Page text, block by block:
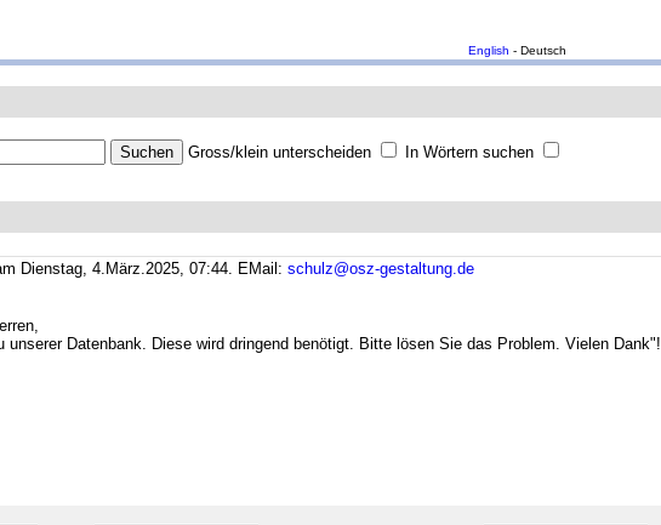
English - Deutsch
Gross/klein unterscheiden In Wörtern suchen
Dienstag, 4.März.2025, 07:44. EMail: schulz@osz-gestaltung.de
unserer Datenbank. Diese wird dringend benötigt. Bitte lösen Sie das Problem. Vielen Dank"!